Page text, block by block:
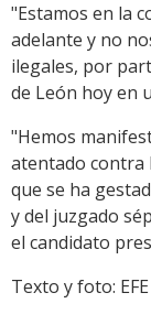
"Estamos en la
adelante y no
ilegales, por
de León hoy en
"Hemos
atentado contra
que se ha
y del juzgado
el candidato
Texto y foto: EFE